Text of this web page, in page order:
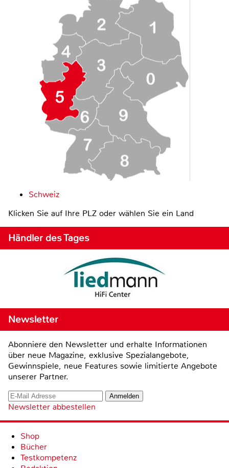
Schweiz
Klicken Sie auf Ihre PLZ oder wählen Sie ein Land
Händler des Tages
Newsletter
Abonniere den Newsletter und erhalte Informationen
über neue Magazine, exklusive Spezialangebote,
Gewinnspiele, neue Features sowie limitierte Angebote
unserer Partner.
Newsletter abbestellen
Shop
Bücher
Testkompetenz